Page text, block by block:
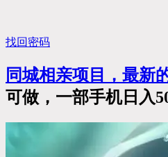
找回密码
同城相亲项目，最新
可做，一部手机日入